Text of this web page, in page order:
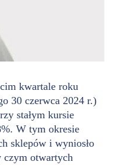
kwartale roku
30 czerwca 2024 r.)
stałym kursie
W tym okresie
sklepów i wyniosło
czym otwartych